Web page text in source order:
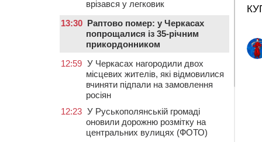
врізався у легковик
13:30 Раптово помер: у Черкасах
попрощалися із 35-річним
прикордонником
12:59 У Черкасах нагородили двох
місцевих жителів, які відмовилися
вчиняти підпали на замовлення
росіян
12:23 У Руськополянській громаді
оновили дорожню розмітку на
центральних вулицях (ФОТО)